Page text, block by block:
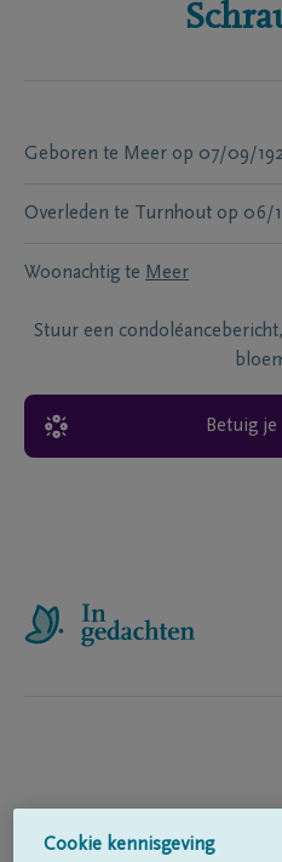
Geboren te Meer op 07/09/
Overleden te Turnhout op 06/
Woonachtig te Meer
Stuur een
Betuig
Cookie kennisgeving